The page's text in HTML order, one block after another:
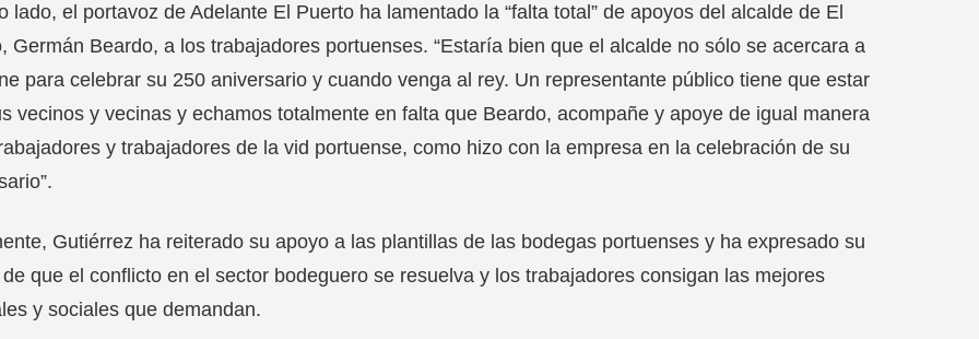
lado, el portavoz de Adelante El Puerto ha lamentado la “falta total” de apoyos del alcalde de El
Germán Beardo, a los trabajadores portuenses. “Estaría bien que el alcalde no sólo se acercara a
para celebrar su 250 aniversario y cuando venga al rey. Un representante público tiene que estar
vecinos y vecinas y echamos totalmente en falta que Beardo, acompañe y apoye de igual manera
y trabajadores de la vid portuense, como hizo con la empresa en la celebración de su
Gutiérrez ha reiterado su apoyo a las plantillas de las bodegas portuenses y ha expresado su
que el conflicto en el sector bodeguero se resuelva y los trabajadores consigan las mejores
y sociales que demandan.